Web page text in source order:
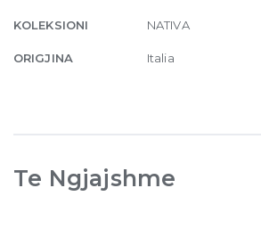
KOLEKSIONI NATIVA
ORIGJINA Italia
Te Ngjajshme